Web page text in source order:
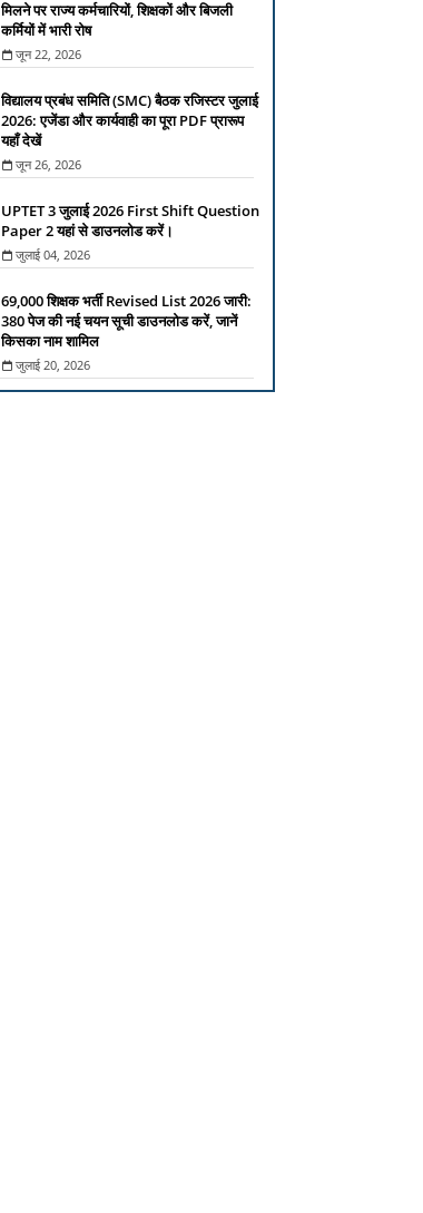
मिलने पर राज्य कर्मचारियों, शिक्षकों और बिजली
कर्मियों में भारी रोष
जून 22, 2026
विद्यालय प्रबंध समिति (SMC) बैठक रजिस्टर जुलाई
2026: एजेंडा और कार्यवाही का पूरा PDF प्रारूप
यहाँ देखें
जून 26, 2026
UPTET 3 जुलाई 2026 First Shift Question
Paper 2 यहां से डाउनलोड करें।
जुलाई 04, 2026
69,000 शिक्षक भर्ती Revised List 2026 जारी:
380 पेज की नई चयन सूची डाउनलोड करें, जानें
किसका नाम शामिल
जुलाई 20, 2026